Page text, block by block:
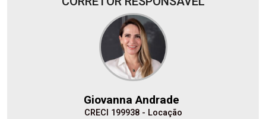
Giovanna Andrade
CRECI 199938 - Locação